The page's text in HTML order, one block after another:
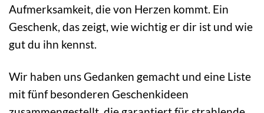
Aufmerksamkeit, die von Herzen kommt. Ein
Geschenk, das zeigt, wie wichtig er dir ist und wie
gut du ihn kennst.
Wir haben uns Gedanken gemacht und eine Liste
mit fünf besonderen Geschenkideen